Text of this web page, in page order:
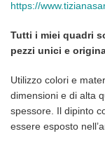
https://
Tutti i miei quadri
pezzi unici e
Utilizzo colori e
dimensioni e di alta
spessore. Il dipinto
essere esposto